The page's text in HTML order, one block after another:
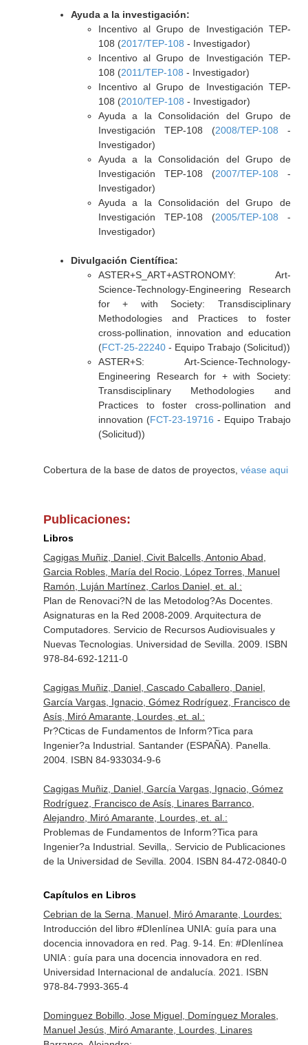
Ayuda a la investigación:
Incentivo al Grupo de Investigación TEP-
108 (2017/TEP-108 - Investigador)
Incentivo al Grupo de Investigación TEP-
108 (2011/TEP-108 - Investigador)
Incentivo al Grupo de Investigación TEP-
108 (2010/TEP-108 - Investigador)
Ayuda a la Consolidación del Grupo de
Investigación TEP-108 (2008/TEP-108 -
Investigador)
Ayuda a la Consolidación del Grupo de
Investigación TEP-108 (2007/TEP-108 -
Investigador)
Ayuda a la Consolidación del Grupo de
Investigación TEP-108 (2005/TEP-108 -
Investigador)
Divulgación Científica:
ASTER+S_ART+ASTRONOMY: Art-
Science-Technology-Engineering Research
for + with Society: Transdisciplinary
Methodologies and Practices to foster
cross-pollination, innovation and education
(FCT-25-22240- Equipo Trabajo (Solicitud))
ASTER+S: Art-Science-Technology-
Engineering Research for + with Society:
Transdisciplinary Methodologies and
Practices to foster cross-pollination and
innovation (FCT-23-19716 - Equipo Trabajo
(Solicitud))
Cobertura de la base de datos de proyectos, véase aqui
Publicaciones:
Libros
Cagigas Muñiz, Daniel, Civit Balcells, Antonio Abad,
Garcia Robles, María del Rocio, López Torres, Manuel
Ramón, Luján Martínez, Carlos Daniel, et. al.:
Plan de Renovaci?N de las Metodolog?As Docentes.
Asignaturas en la Red 2008-2009. Arquitectura de
Computadores. Servicio de Recursos Audiovisuales y
Nuevas Tecnologias. Universidad de Sevilla. 2009. ISBN
978-84-692-1211-0
Cagigas Muñiz, Daniel, Cascado Caballero, Daniel,
García Vargas, Ignacio, Gómez Rodríguez, Francisco de
Asís, Miró Amarante, Lourdes, et. al.:
Pr?Cticas de Fundamentos de Inform?Tica para
Ingenier?a Industrial. Santander (ESPAÑA). Panella.
2004. ISBN 84-933034-9-6
Cagigas Muñiz, Daniel, García Vargas, Ignacio, Gómez
Rodríguez, Francisco de Asís, Linares Barranco,
Alejandro, Miró Amarante, Lourdes, et. al.:
Problemas de Fundamentos de Inform?Tica para
Ingenier?a Industrial. Sevilla,. Servicio de Publicaciones
de la Universidad de Sevilla. 2004. ISBN 84-472-0840-0
Capítulos en Libros
Cebrian de la Serna, Manuel, Miró Amarante, Lourdes:
Introducción del libro #DIenlínea UNIA: guía para una
docencia innovadora en red. Pag. 9-14. En: #DIenlínea
UNIA : guía para una docencia innovadora en red
Universidad Internacional de andalucía. 2021. ISBN
978-84-7993-365-4
Dominguez Bobillo, Jose Miguel, Domínguez Morales,
Manuel Jesús, Miró Amarante, Lourdes, Linares